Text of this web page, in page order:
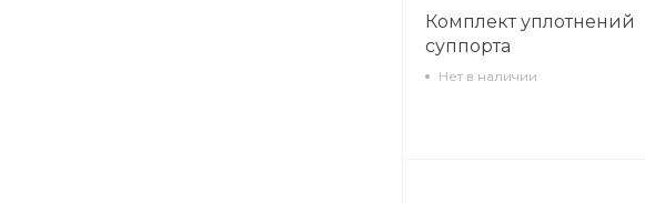
Комплект уплотнений
суппорта
Нет в наличии